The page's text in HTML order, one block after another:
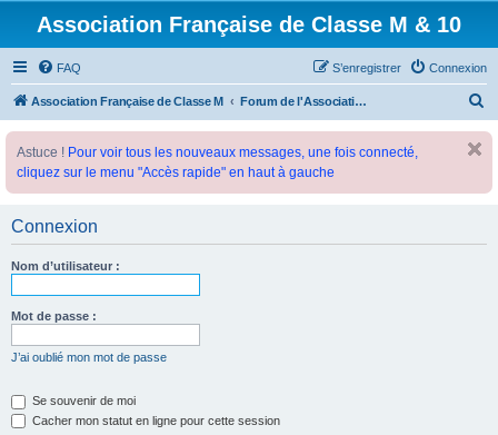
Association Française de Classe M & 10
FAQ Connexion
S’enregistrer
Association Française de Classe M Forum de l'Association Française de Classe M
Astuce ! Pour voir tous les nouveaux messages, une fois connecté,
cliquez sur le menu "Accès rapide" en haut à gauche
Connexion
Nom d’utilisateur :
Mot de passe :
J’ai oublié mon mot de passe
Se souvenir de moi
Cacher mon statut en ligne pour cette session